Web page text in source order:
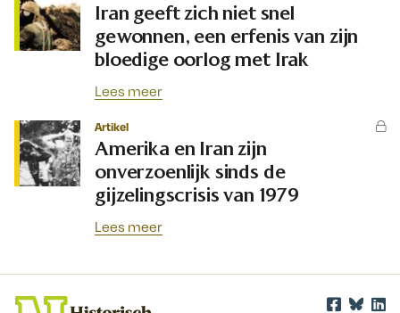
Iran geeft zich niet snel
gewonnen, een erfenis van zijn
bloedige oorlog met Irak
Lees meer
Artikel
Amerika en Iran zijn
onverzoenlijk sinds de
gijzelingscrisis van 1979
Lees meer